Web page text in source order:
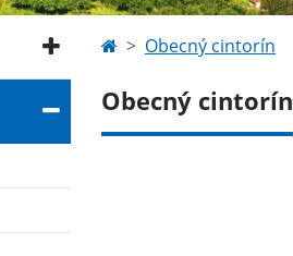
Obecný cintorín
Obecný cintorín